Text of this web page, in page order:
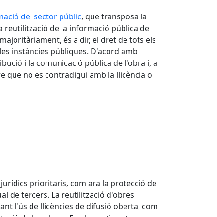
del sector públic, que transposa la
reutilització de la informació pública de
és a dir, el dret de tots els
instàncies públiques. D'acord amb
i la comunicació pública de l'obra i, a
que no es contradigui amb la llicència o
prioritaris, com ara la protecció de
de tercers. La reutilització d'obres
l'ús de llicències de difusió oberta, com